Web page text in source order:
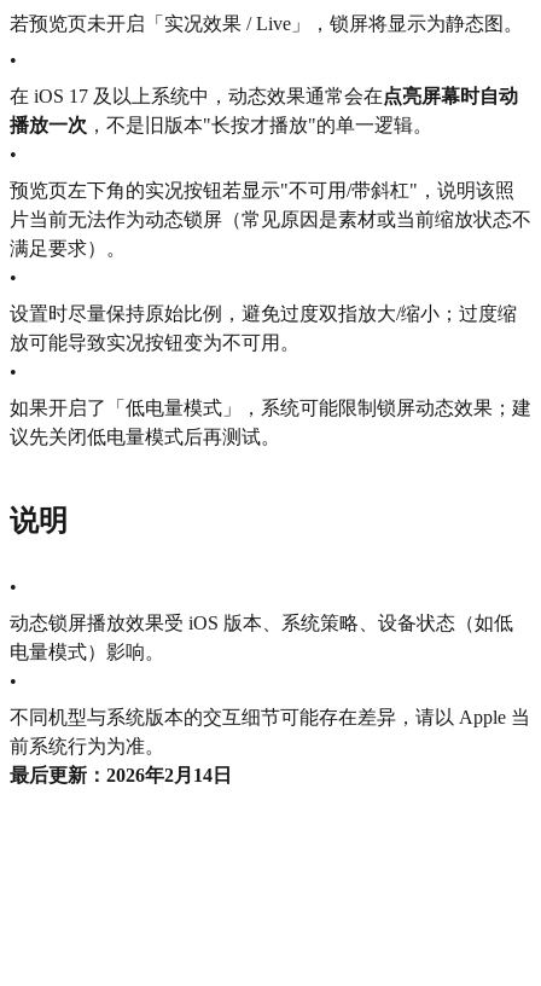
若预览页未开启「实况效果 / Live」，锁屏将显示为静态图。
•
在 iOS 17 及以上系统中，动态效果通常会在点亮屏幕时自动
播放一次 ，不是旧版本"长按才播放"的单一逻辑。
•
预览页左下角的实况按钮若显示"不可用/带斜杠"，说明该照
片当前无法作为动态锁屏（常见原因是素材或当前缩放状态不
满足要求）。
•
设置时尽量保持原始比例，避免过度双指放大/缩小；过度缩
放可能导致实况按钮变为不可用。
•
如果开启了「低电量模式」，系统可能限制锁屏动态效果；建
议先关闭低电量模式后再测试。
说明
•
动态锁屏播放效果受 iOS 版本、系统策略、设备状态（如低
电量模式）影响。
•
不同机型与系统版本的交互细节可能存在差异，请以 Apple 当
前系统行为为准。
最后更新：2026年2月14日